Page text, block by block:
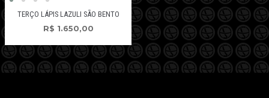
TERÇO LÁPIS LAZULI SÃO BENTO
R$ 1.650,00